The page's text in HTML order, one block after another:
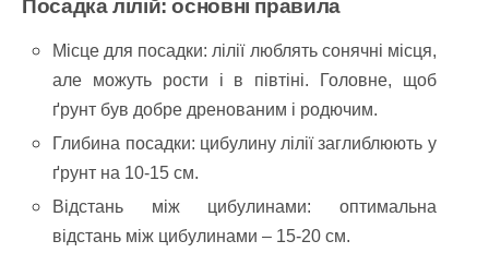
Посадка лілій: основні правила
Місце для посадки: лілії люблять сонячні місця,
але можуть рости і в півтіні. Головне, щоб
ґрунт був добре дренованим і родючим.
Глибина посадки: цибулину лілії заглиблюють у
ґрунт на 10-15 см.
Відстань між цибулинами: оптимальна
відстань між цибулинами – 15-20 см.